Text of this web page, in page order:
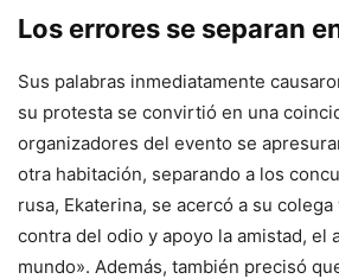
Los errores se separan
Sus palabras inmediatamente
su protesta se convirtió en una
organizadores del evento se
otra habitación, separando a los
rusa, Ekaterina, se acercó a su
contra del odio y apoyo la amistad, el
mundo». Además, también precisó